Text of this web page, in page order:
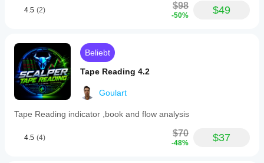
4.5 (2) $98
-50% $49
Beliebt
Tape Reading 4.2
Goulart
Tape Reading indicator ,book and flow analysis
4.5 (4) $70
-48% $37